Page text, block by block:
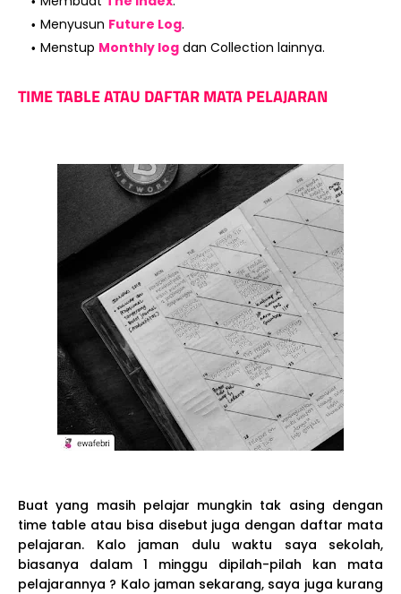
Menyusun Future Log.
Menstup Monthly log dan Collection lainnya.
TIME TABLE ATAU DAFTAR MATA PELAJARAN
Buat yang masih pelajar mungkin tak asing dengan
time table atau bisa disebut juga dengan daftar mata
pelajaran. Kalo jaman dulu waktu saya sekolah,
biasanya dalam 1 minggu dipilah-pilah kan mata
pelajarannya ? Kalo jaman sekarang, saya juga kurang